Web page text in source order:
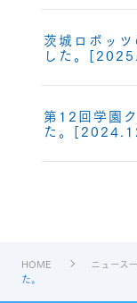
茨城ロボッ
した。
第12回学園
た。
HOME ニュース
た。